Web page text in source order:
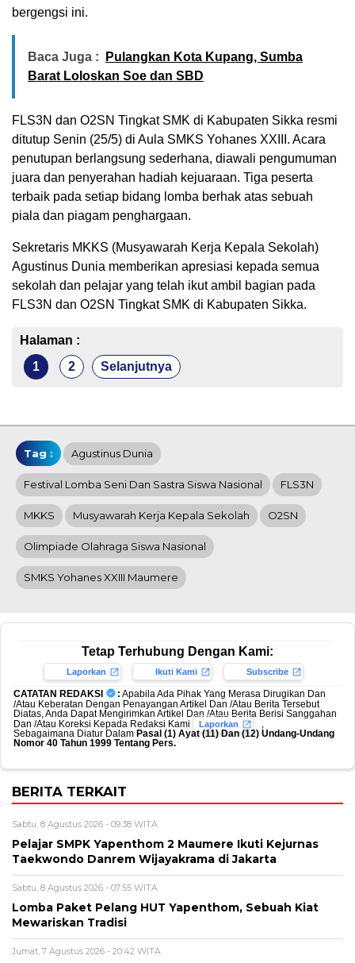
bergengsi ini.
Baca Juga :
Pulangkan Kota Kupang, Sumba
Barat Loloskan Soe dan SBD
FLS3N dan O2SN Tingkat SMK di Kabupaten Sikka resmi
ditutup Senin (25/5) di Aula SMKS Yohanes XXIII. Acara
penutupan berlangsung sederhana, diawali pengumuman
juara dan penyerahan hadiah kejuaraan. Tiga peserta
terbaik pada setiap bidang lomba berhak atas sebuah
piala dan piagam penghargaan.
Sekretaris MKKS (Musyawarah Kerja Kepala Sekolah)
Agustinus Dunia memberikan apresiasi kepada semua
sekolah dan pelajar yang telah ikut ambil bagian pada
FLS3N dan O2SN Tingkat SMK di Kabupaten Sikka.
Halaman :
1
2 Selanjutnya
Tag : Agustinus Dunia
Festival Lomba Seni Dan Sastra Siswa Nasional FLS3N
MKKS Musyawarah Kerja Kepala Sekolah O2SN
Olimpiade Olahraga Siswa Nasional
SMKS Yohanes XXIII Maumere
Tetap Terhubung Dengan Kami:
Laporkan Ikuti Kami Subscribe
CATATAN REDAKSI : Apabila Ada Pihak Yang Merasa Dirugikan Dan
/Atau Keberatan Dengan Penayangan Artikel Dan /Atau Berita Tersebut
Diatas, Anda Dapat Mengirimkan Artikel Dan /Atau Berita Berisi Sanggahan
Dan /Atau Koreksi Kepada Redaksi Kami
Laporkan
Sebagaimana Diatur Dalam Pasal (1) Ayat (11) Dan (12) Undang-Undang
Nomor 40 Tahun 1999 Tentang Pers.
BERITA TERKAIT
Sabtu, 8 Agustus 2026 - 09:38 WITA
Pelajar SMPK Yapenthom 2 Maumere Ikuti Kejurnas
Taekwondo Danrem Wijayakrama di Jakarta
Sabtu, 8 Agustus 2026 - 07:55 WITA
Lomba Paket Pelang HUT Yapenthom, Sebuah Kiat
Mewariskan Tradisi
Jumat, 7 Agustus 2026 - 20:42 WITA